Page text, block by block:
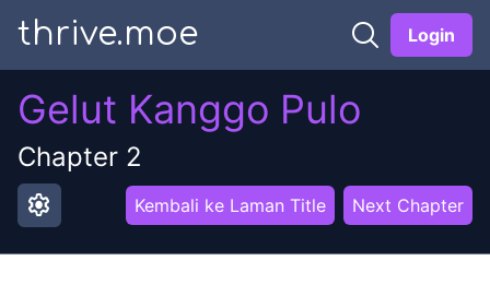
thrive.moe Login
Gelut Kanggo Pulo
Chapter 2
settings Kembali ke Laman Title Next Chapter